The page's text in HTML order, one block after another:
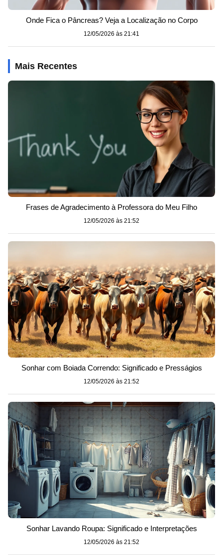
Onde Fica o Pâncreas? Veja a Localização no Corpo
12/05/2026 às 21:41
Mais Recentes
Frases de Agradecimento à Professora do Meu Filho
12/05/2026 às 21:52
Sonhar com Boiada Correndo: Significado e Presságios
12/05/2026 às 21:52
Sonhar Lavando Roupa: Significado e Interpretações
12/05/2026 às 21:52